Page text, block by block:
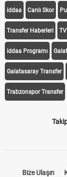
iddaa Canlı Skor
Transfer Haberleri
iddaa Programı
Galatasaray Transfer
Trabzonspor Transfer
Bize Ulaşın